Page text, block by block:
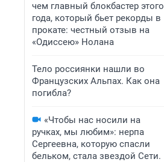
чем главный блокбастер этого
года, который бьет рекорды в
прокате: честный отзыв на
«Одиссею» Нолана
Тело россиянки нашли во
Французских Альпах. Как она
погибла?
«Чтобы нас носили на
ручках, мы любим»: нерпа
Сергеевна, которую спасли
бельком, стала звездой Сети.